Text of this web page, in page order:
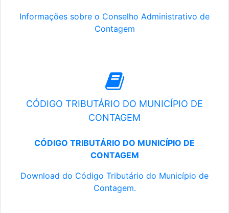
Informações sobre o Conselho Administrativo de
Contagem
CÓDIGO TRIBUTÁRIO DO MUNICÍPIO DE
CONTAGEM
CÓDIGO TRIBUTÁRIO DO MUNICÍPIO DE
CONTAGEM
Download do Código Tributário do Município de
Contagem.